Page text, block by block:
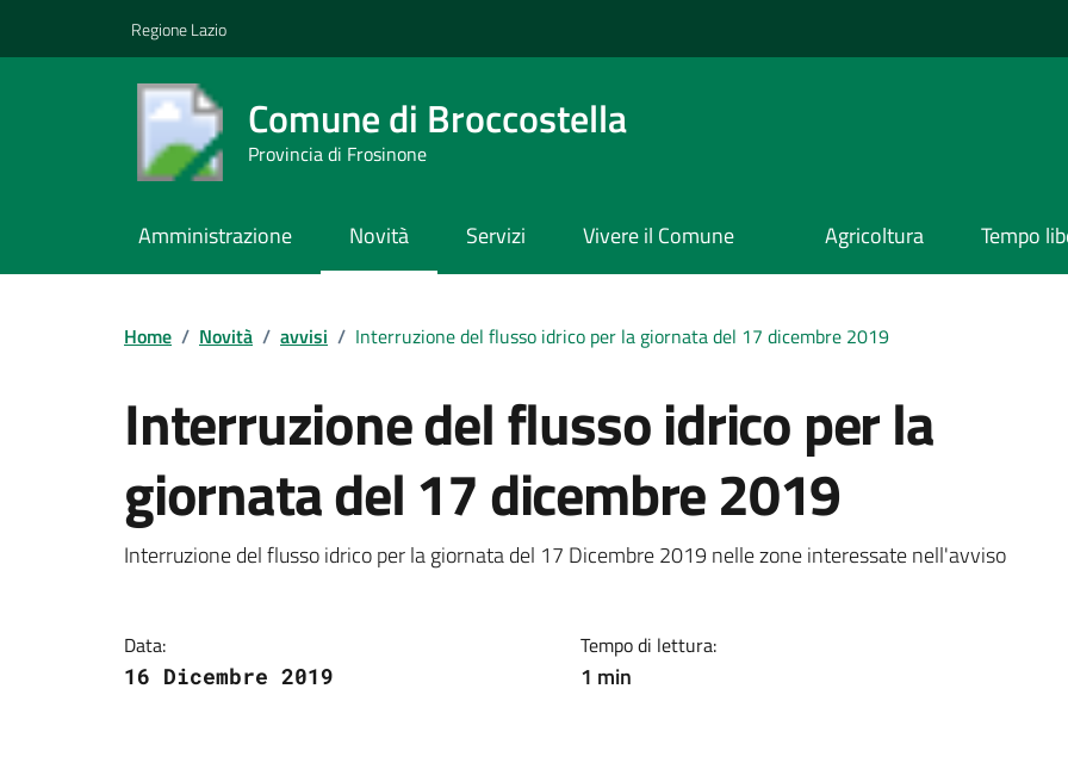
Regione Lazio
Comune di Broccostella
Provincia di Frosinone
Amministrazione Novità Servizi Vivere il Comune Agricoltura Tempo
Home / Novità / avvisi / Interruzione del flusso idrico per la giornata del 17 dicembre 2019
Interruzione del flusso idrico per la
giornata del 17 dicembre 2019
Dettagli della notizia
Interruzione del flusso idrico per la giornata del 17 Dicembre 2019 nelle zone interessate nell'avviso
Data:
16 Dicembre 2019
Tempo di lettura:
1 min